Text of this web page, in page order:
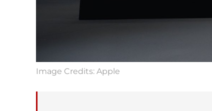
Image Credits: Apple